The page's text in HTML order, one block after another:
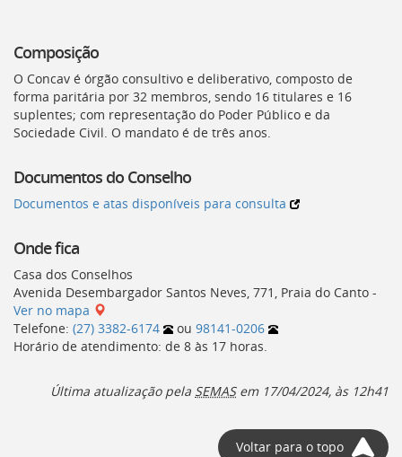
Composição
O Concav é órgão consultivo e deliberativo, composto de
forma paritária por 32 membros, sendo 16 titulares e 16
suplentes; com representação do Poder Público e da
Sociedade Civil. O mandato é de três anos.
Documentos do Conselho
Documentos e atas disponíveis para consulta
Onde fica
Casa dos Conselhos
Avenida Desembargador Santos Neves, 771, Praia do Canto -
Ver no mapa
Telefone: (27) 3382-6174 ou 98141-0206
Horário de atendimento: de 8 às 17 horas.
Última atualização pela SEMASem 17/04/2024, às 12h41
Voltar para o topo